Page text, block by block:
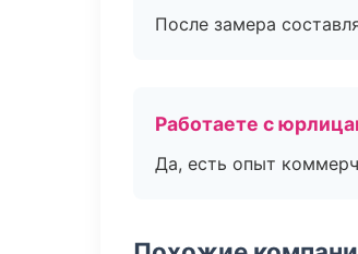
После замера
Работаете с
Да, есть опыт